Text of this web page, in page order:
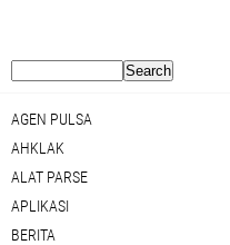
AGEN PULSA
AHKLAK
ALAT PARSE
APLIKASI
BERITA